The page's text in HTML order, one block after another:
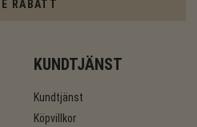
RABATT
KUNDTJÄNST
Kundtjänst
Köpvillkor